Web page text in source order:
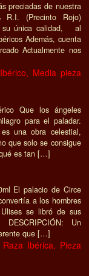
preciadas de nuestra
(Precinto Rojo)
su única calidad, al
Además, cuenta
Actualmente nos
Media pieza
Que los ángeles
para el paladar.
una obra celestial,
que solo se consigue
es tan […]
El palacio de Circe
a los hombres
se libró de sus
DESCRIPCIÓN: Un
que […]
Ibérica, Pieza